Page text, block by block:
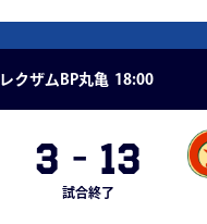
レクザムBP丸亀 18:00
3 - 13
試合終了